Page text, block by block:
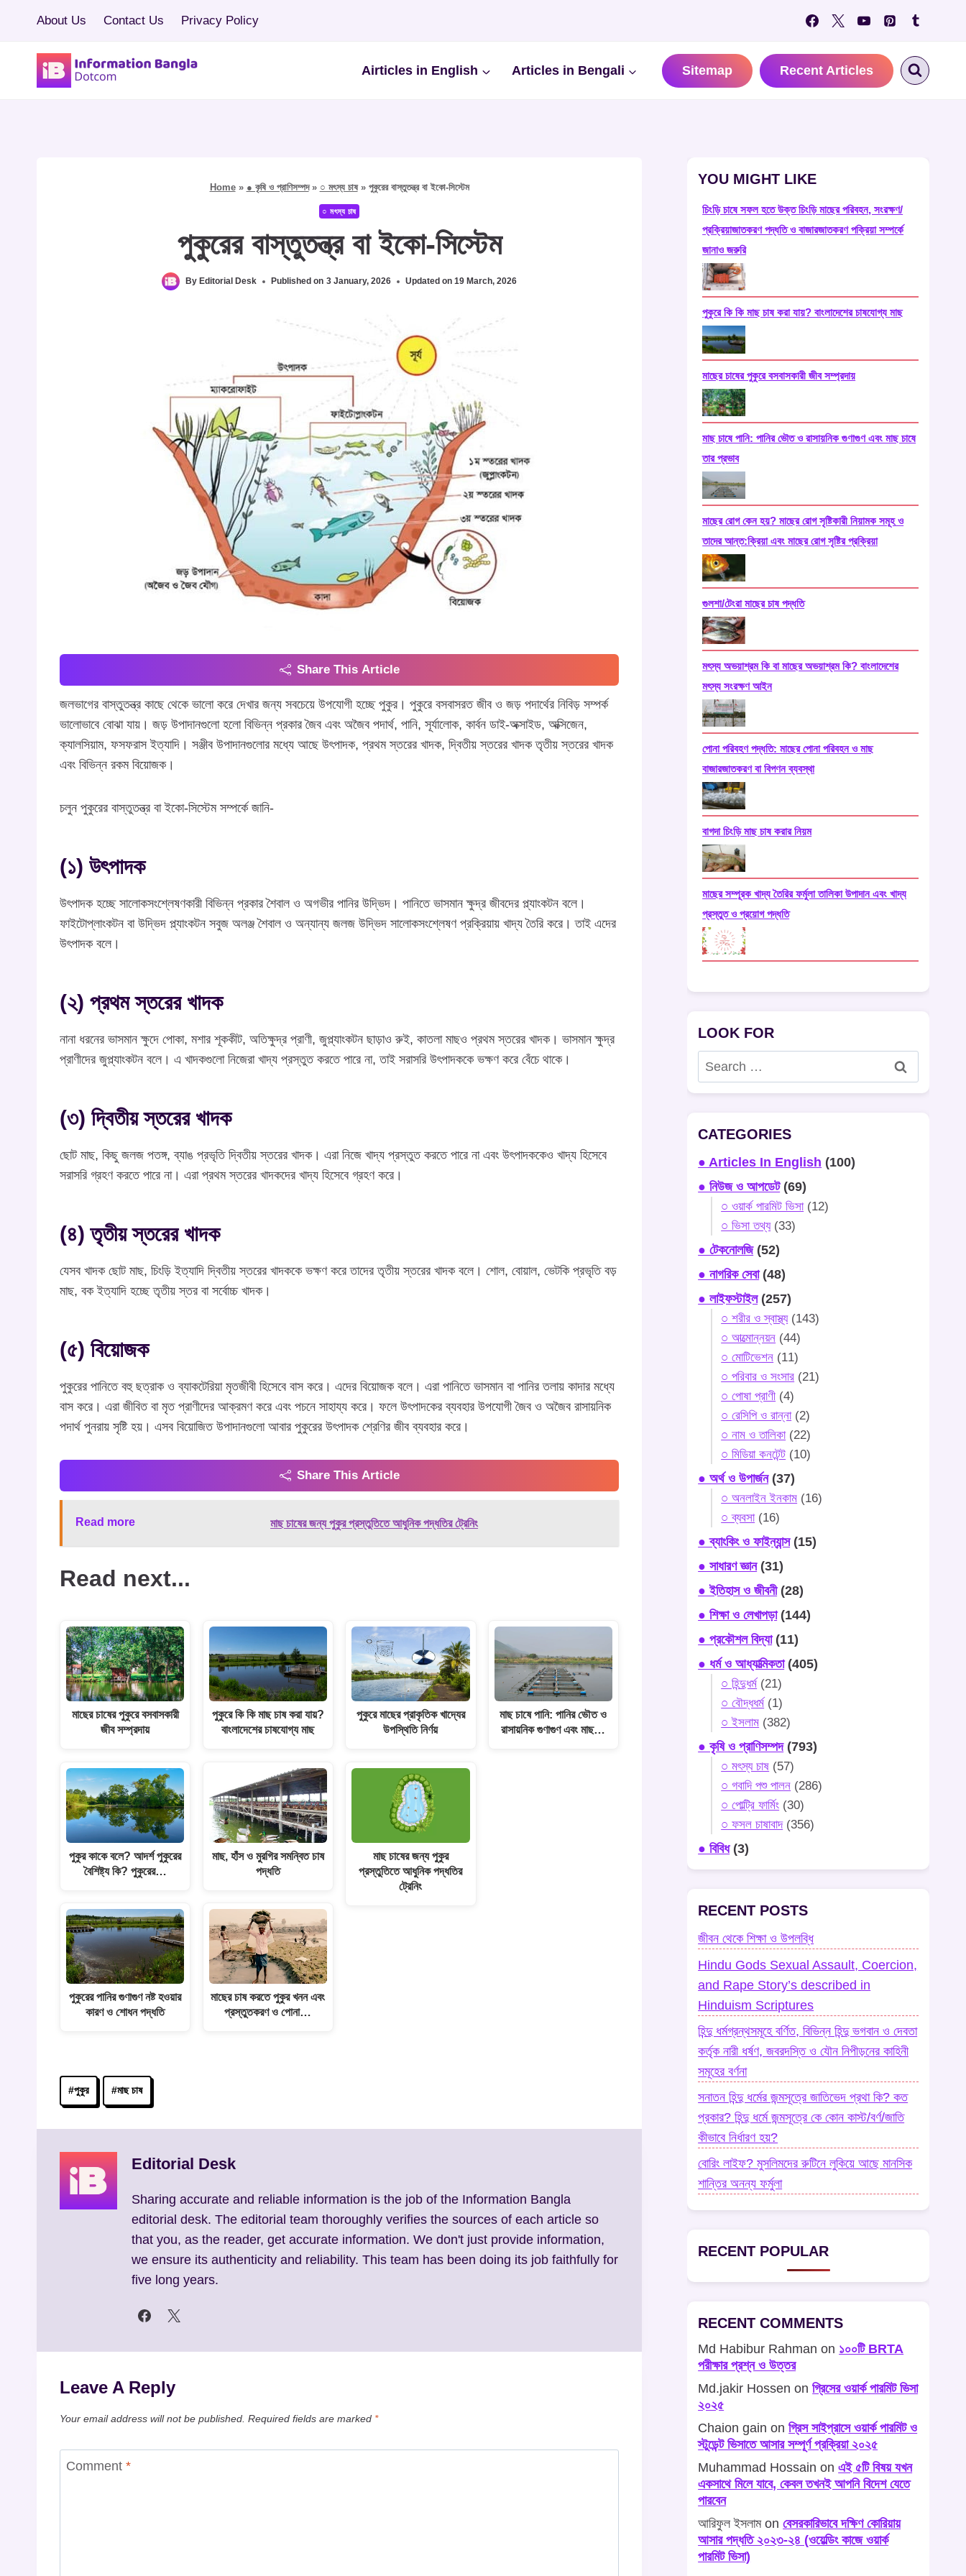
content
About Us Contact Us Privacy Policy
Airticles in English Articles in Bengali Sitemap Recent Articles
Home» ● কৃষি ও প্রাণিসম্পদ» ○ মৎস্য চাষ» পুকুরের বাস্তুতন্ত্র বা ইকো-সিস্টেম
○ মৎস্য চাষ
পুকুরের বাস্তুতন্ত্র বা ইকো-সিস্টেম
By Editorial Desk Published on 3 January, 2026 Updated on 19 March, 2026
Share This Article
জলভাগের বাস্তুতন্ত্র কাছে থেকে ভালো করে দেখার জন্য সবচেয়ে উপযোগী হচ্ছে পুকুর। পুকুরে বসবাসরত জীব ও জড় পদার্থের নিবিড় সম্পর্ক
ভালোভাবে বোঝা যায়। জড় উপাদানগুলো হলো বিভিন্ন প্রকার জৈব এবং অজৈব পদার্থ, পানি, সূর্যালোক, কার্বন ডাই-অক্সাইড, অক্সিজেন,
ক্যালসিয়াম, ফসফরাস ইত্যাদি। সঞ্জীব উপাদানগুলোর মধ্যে আছে উৎপাদক, প্রথম স্তরের খাদক, দ্বিতীয় স্তরের খাদক তৃতীয় স্তরের খাদক
এবং বিভিন্ন রকম বিয়োজক।
চলুন পুকুরের বাস্তুতন্ত্র বা ইকো-সিস্টেম সম্পর্কে জানি-
(১) উৎপাদক
উৎপাদক হচ্ছে সালোকসংশ্লেষণকারী বিভিন্ন প্রকার শৈবাল ও অগভীর পানির উদ্ভিদ। পানিতে ভাসমান ক্ষুদ্র জীবদের প্ল্যাংকটন বলে।
ফাইটোপ্লাংকটন বা উদ্ভিদ প্ল্যাংকটন সবুজ অলঞ্জ শৈবাল ও অন্যান্য জলজ উদ্ভিদ সালোকসংশ্লেষণ প্রক্রিয়ায় খাদ্য তৈরি করে। তাই এদের
উৎপাদক বলে।
(২) প্রথম স্তরের খাদক
নানা ধরনের ভাসমান ক্ষুদে পোকা, মশার শূককীট, অতিক্ষুদ্র প্রাণী, জুপ্ল্যাংকটন ছাড়াও রুই, কাতলা মাছও প্রথম স্তরের খাদক। ভাসমান ক্ষুদ্র
প্রাণীদের জুপ্ল্যাংকটন বলে। এ খাদকগুলো নিজেরা খাদ্য প্রস্তুত করতে পারে না, তাই সরাসরি উৎপাদককে ভক্ষণ করে বেঁচে থাকে।
(৩) দ্বিতীয় স্তরের খাদক
ছোট মাছ, কিছু জলজ পতঙ্গ, ব্যাঙ প্রভৃতি দ্বিতীয় স্তরের খাদক। এরা নিজে খাদ্য প্রস্তুত করতে পারে না এবং উৎপাদককেও খাদ্য হিসেবে
সরাসরি গ্রহণ করতে পারে না। এরা প্রথম স্তরের খাদকদের খাদ্য হিসেবে গ্রহণ করে।
(৪) তৃতীয় স্তরের খাদক
যেসব খাদক ছোট মাছ, চিংড়ি ইত্যাদি দ্বিতীয় স্তরের খাদককে ভক্ষণ করে তাদের তৃতীয় স্তরের খাদক বলে। শোল, বোয়াল, ভেটকি প্রভৃতি বড়
মাছ, বক ইত্যাদি হচ্ছে তৃতীয় স্তর বা সর্বোচ্চ খাদক।
(৫) বিয়োজক
পুকুরের পানিতে বহু ছত্রাক ও ব্যাকটেরিয়া মৃতজীবী হিসেবে বাস করে। এদের বিয়োজক বলে। এরা পানিতে ভাসমান বা পানির তলায় কাদার মধ্যে
বাস করে। এরা জীবিত বা মৃত প্রাণীদের আক্রমণ করে এবং পচনে সাহায্য করে। ফলে উৎপাদকের ব্যবহার উপযোগী জৈব ও অজৈব রাসায়নিক
পদার্থ পুনরায় সৃষ্টি হয়। এসব বিয়োজিত উপাদানগুলো আবার পুকুরের উৎপাদক শ্রেণির জীব ব্যবহার করে।
Share This Article
Read more মাছ চাষের জন্য পুকুর প্রস্তুতিতে আধুনিক পদ্ধতির ট্রেনিং
Read next...
মাছের চাষের পুকুরে বসবাসকারী
জীব সম্প্রদায়
পুকুর কাকে বলে? আদর্শ পুকুরের
বৈশিষ্ট্য কি? পুকুরের…
পুকুরের পানির গুণাগুণ নষ্ট হওয়ার
কারণ ও শোধন পদ্ধতি
পুকুরে কি কি মাছ চাষ করা যায়?
বাংলাদেশের চাষযোগ্য মাছ
মাছ, হাঁস ও মুরগির সমন্বিত চাষ
পদ্ধতি
মাছের চাষ করতে পুকুর খনন এবং
প্রস্তুতকরণ ও পোনা…
পুকুরে মাছের প্রাকৃতিক খাদ্যের
উপস্থিতি নির্ণয়
মাছ চাষের জন্য পুকুর
প্রস্তুতিতে আধুনিক পদ্ধতির
ট্রেনিং
মাছ চাষে পানি: পানির ভৌত ও
রাসায়নিক গুণাগুণ এবং মাছ…
Post
Tags:
#পুকুর #মাছ চাষ
Editorial Desk
Sharing accurate and reliable information is the job of the Information Bangla
editorial desk. The editorial team thoroughly verifies the sources of each article so
that you, as the reader, get accurate information. We don't just provide information,
we ensure its authenticity and reliability. This team has been doing its job faithfully for
five long years.
Leave A Reply
Your email address will not be published. Required fields are marked *
Comment *
YOU MIGHT LIKE
চিংড়ি চাষে সফল হতে উক্ত চিংড়ি মাছের পরিবহন, সংরক্ষণ/
প্রক্রিয়াজাতকরণ পদ্ধতি ও বাজারজাতকরণ পক্রিয়া সম্পর্কে
জানাও জরুরি
পুকুরে কি কি মাছ চাষ করা যায়? বাংলাদেশের চাষযোগ্য মাছ
মাছের চাষের পুকুরে বসবাসকারী জীব সম্প্রদায়
মাছ চাষে পানি: পানির ভৌত ও রাসায়নিক গুণাগুণ এবং মাছ চাষে
তার প্রভাব
মাছের রোগ কেন হয়? মাছের রোগ সৃষ্টিকারী নিয়ামক সমূহ ও
তাদের আন্ত:ক্রিয়া এবং মাছের রোগ সৃষ্টির প্রক্রিয়া
গুলশা/টেংরা মাছের চাষ পদ্ধতি
মৎস্য অভয়াশ্রম কি বা মাছের অভয়াশ্রম কি? বাংলাদেশের
মৎস্য সংরক্ষণ আইন
পোনা পরিবহণ পদ্ধতি: মাছের পোনা পরিবহন ও মাছ
বাজারজাতকরণ বা বিপণন ব্যবস্থা
বাগদা চিংড়ি মাছ চাষ করার নিয়ম
মাছের সম্পূরক খাদ্য তৈরির ফর্মুলা তালিকা উপাদান এবং খাদ্য
প্রস্তুত ও প্রয়োগ পদ্ধতি
LOOK FOR
Search
for:
CATEGORIES
● Articles In English (100)
● নিউজ ও আপডেট(69)
○ ওয়ার্ক পারমিট ভিসা(12)
○ ভিসা তথ্য(33)
● টেকনোলজি(52)
● নাগরিক সেবা(48)
● লাইফস্টাইল(257)
○ শরীর ও স্বাস্থ্য(143)
○ আত্মোন্নয়ন (44)
○ মোটিভেশন (11)
○ পরিবার ও সংসার (21)
○ পোষা প্রাণী (4)
○ রেসিপি ও রান্না(2)
○ নাম ও তালিকা(22)
○ মিডিয়া কনটেন্ট (10)
● অর্থ ও উপার্জন(37)
○ অনলাইন ইনকাম (16)
○ ব্যবসা(16)
● ব্যাংকিং ও ফাইন্যান্স(15)
● সাধারণ জ্ঞান(31)
● ইতিহাস ও জীবনী(28)
● শিক্ষা ও লেখাপড়া(144)
● প্রকৌশল বিদ্যা(11)
● ধর্ম ও আধ্যাত্মিকতা(405)
○ হিন্দুধর্ম (21)
○ বৌদ্ধধর্ম (1)
○ ইসলাম (382)
● কৃষি ও প্রাণিসম্পদ(793)
○ মৎস্য চাষ (57)
○ গবাদি পশু পালন (286)
○ পোল্ট্রি ফার্মিং (30)
○ ফসল চাষাবাদ(356)
● বিবিধ(3)
RECENT POSTS
জীবন থেকে শিক্ষা ও উপলব্ধি
Hindu Gods Sexual Assault, Coercion,
and Rape Story’s described in
Hinduism Scriptures
হিন্দু ধর্মগ্রন্থসমূহে বর্ণিত, বিভিন্ন হিন্দু ভগবান ও দেবতা
কর্তৃক নারী ধর্ষণ, জবরদস্তি ও যৌন নিপীড়নের কাহিনী
সমূহের বর্ণনা
সনাতন হিন্দু ধর্মের জন্মসূত্রে জাতিভেদ প্রথা কি? কত
প্রকার? হিন্দু ধর্মে জন্মসূত্রে কে কোন কাস্ট/বর্ণ/জাতি
কীভাবে নির্ধারণ হয়?
বোরিং লাইফ? মুসলিমদের রুটিনে লুকিয়ে আছে মানসিক
শান্তির অনন্য ফর্মুলা
RECENT POPULAR
RECENT COMMENTS
Md Habibur Rahman on ১০০টি BRTA
পরীক্ষার প্রশ্ন ও উত্তর
Md.jakir Hossen onগ্রিসের ওয়ার্ক পারমিট ভিসা
২০২৫
Chaion gain onগ্রিস সাইপ্রাসে ওয়ার্ক পারমিট ও
স্টুডেন্ট ভিসাতে আসার সম্পূর্ণ প্রক্রিয়া ২০২৫
Muhammad Hossain onএই ৫টি বিষয় যখন
একসাথে মিলে যাবে, কেবল তখনই আপনি বিদেশ যেতে
পারবেন
আরিফুল ইসলামonবেসরকারিভাবে দক্ষিণ কোরিয়ায়
আসার পদ্ধতি ২০২৩-২৪ (ওয়েল্ডিং কাজে ওয়ার্ক
পারমিট ভিসা)